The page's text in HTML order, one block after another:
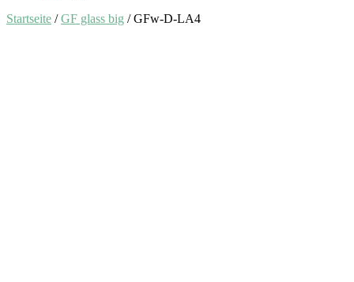
Startseite /GF glass big / GFw-D-LA4